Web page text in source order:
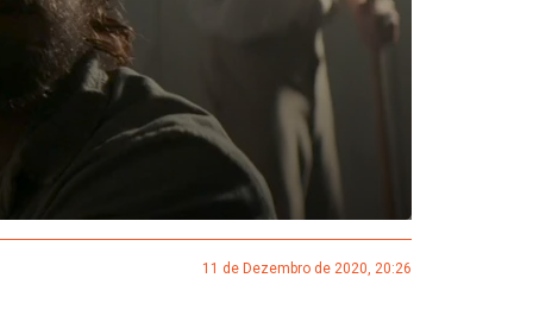
11 de Dezembro de 2020, 20:26